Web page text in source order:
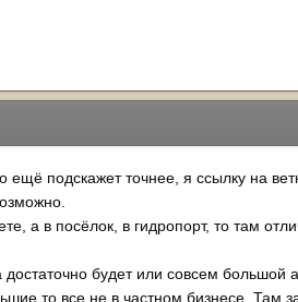
подскажет точнее, я ссылку на
а в посёлок, в гидропорт, то там
будет или совсем большой
то все не в частном бизнесе. Там